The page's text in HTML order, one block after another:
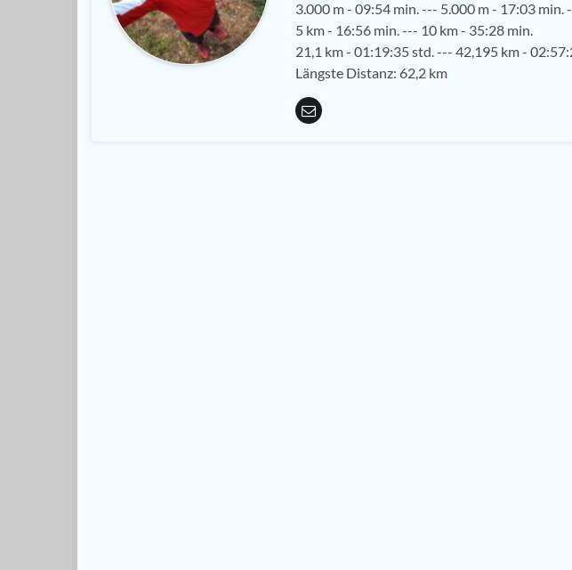
3.000 m - 09:54 min. --- 5.000 m - 17:03 min.
5 km - 16:56 min. --- 10 km - 35:28 min.
21,1 km - 01:19:35 std. --- 42,195 km -
Längste Distanz: 62,2 km